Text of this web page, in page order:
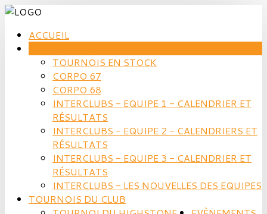
ACCUEIL
TOURNOIS EN STOCK
CORPO 67
CORPO 68
INTERCLUBS - EQUIPE 1 - CALENDRIER ET
RÉSULTATS
INTERCLUBS - EQUIPE 2 - CALENDRIERS ET
RÉSULTATS
INTERCLUBS - EQUIPE 3 - CALENDRIER ET
RÉSULTATS
INTERCLUBS - LES NOUVELLES DES EQUIPES
TOURNOIS DU CLUB